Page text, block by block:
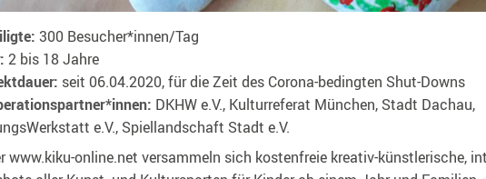
300 Besucher*innen/Tag
2 bis 18 Jahre
seit 06.04.2020, für die Zeit des Corona-bedingten Shut-Downs
DKHW e.V., Kulturreferat München, Stadt Dachau,
e.V., Spiellandschaft Stadt e.V.
www.kiku-online.net versammeln sich kostenfreie kreativ-künstlerische,